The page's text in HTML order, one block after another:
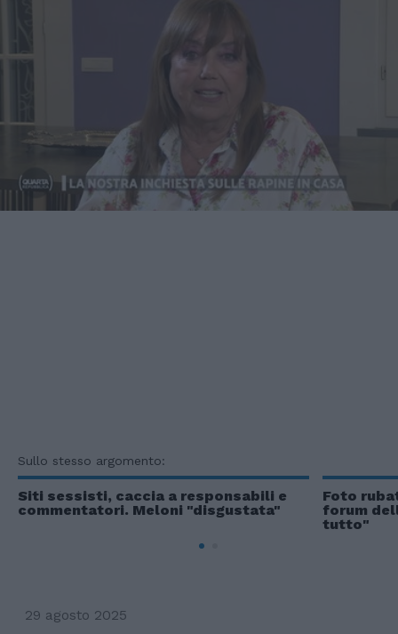
Sullo stesso argomento:
Siti sessisti, caccia a responsabili e
commentatori. Meloni "disgustata"
Foto
forum
tutto"
29 agosto 2025